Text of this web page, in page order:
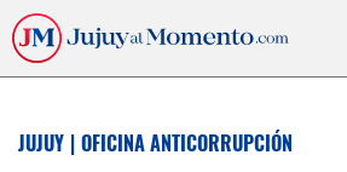
JUJUY | OFICINA ANTICORRUPCIÓN